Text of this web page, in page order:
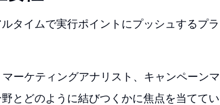
タイムで実行ポイントにプッシュするプラ
ーケティングアナリスト、キャンペーンマ
とどのように結びつくかに焦点を当ててい